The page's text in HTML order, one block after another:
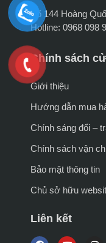
Số 144 Hoàng
Hotline: 0968 098
Chính sách
Giới thiệu
Hướng dẫn mua
Chính sáng đổi –
Chính sách vận
Bảo mật thông tin
Chủ sở hữu
Liên kết